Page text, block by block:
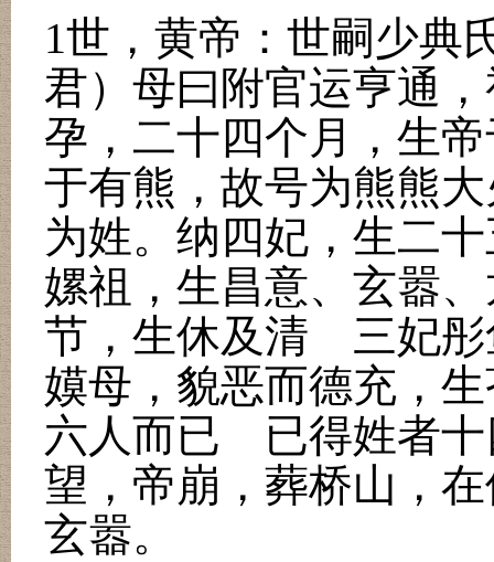
1世，黄帝：世嗣少典
君）母曰附官运亨通
孕，二十四个月，生
于有熊，故号为熊熊
为姓。纳四妃，生二
嫘祖，生昌意、玄嚣
节，生休及清 三妃
嫫母，貌恶而德充，
六人而已 已得姓者十
望，帝崩，葬桥山，
玄嚣。